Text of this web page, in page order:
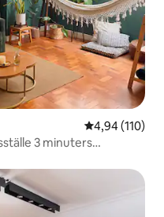
4,94 av 5 i
4,94 (110)
3 minuters